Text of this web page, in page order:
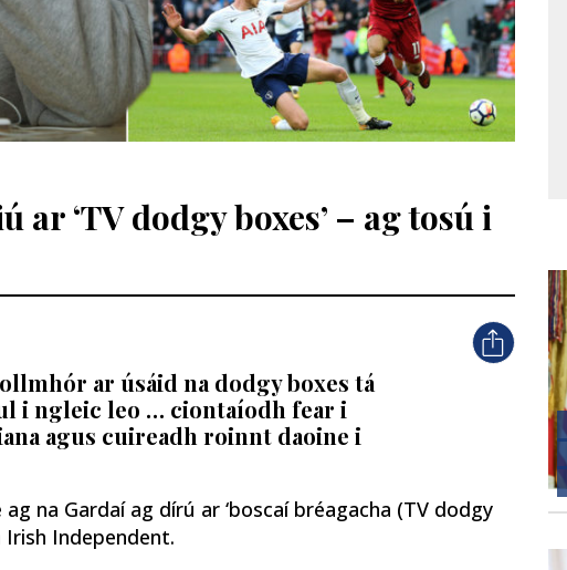
ar ‘TV dodgy boxes’ – ag tosú i
ar úsáid na dodgy boxes tá
i ngleic leo … ciontaíodh fear i
agus cuireadh roinnt daoine i
na Gardaí ag dírú ar ‘boscaí bréagacha (TV dodgy
Irish Independent.